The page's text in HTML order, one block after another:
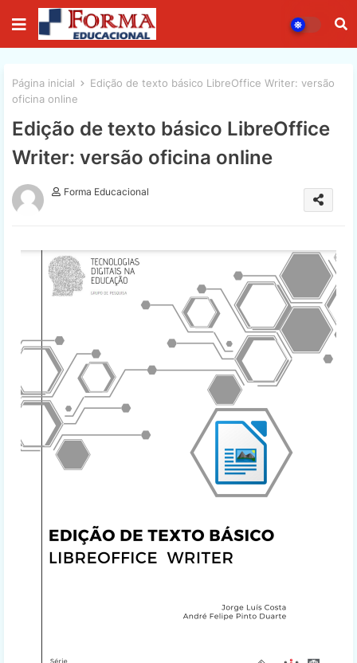
Página inicial
Edição de texto básico LibreOffice Writer: versão
oficina online
Edição de texto básico LibreOffice
Writer: versão oficina online
Forma Educacional